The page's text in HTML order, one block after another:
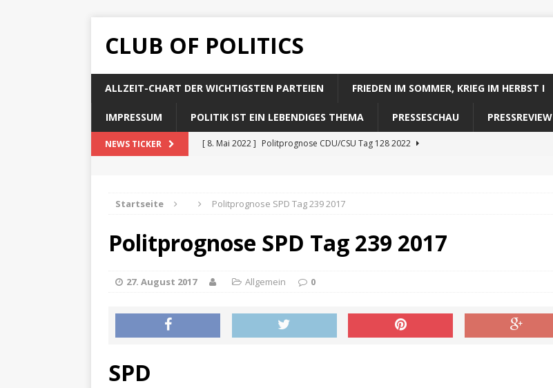
CLUB OF POLITICS
ALLZEIT-CHART DER WICHTIGSTEN PARTEIEN FRIEDEN IM SOMMER, KRIEG IM HERBST I
IMPRESSUM POLITIK IST EIN LEBENDIGES THEMA PRESSESCHAU PRESSREVIEW
NEWS TICKER [ 8. Mai 2022 ] Politprognose CDU/CSU Tag 128 2022
[ 8. Mai 2022 ]
Politprognose Koalitionsrechner Tag 128 2022
Startseite Politprognose SPD Tag 239 2017
Politprognose SPD Tag 239 2017
27. August 2017 Allgemein 0
SPD